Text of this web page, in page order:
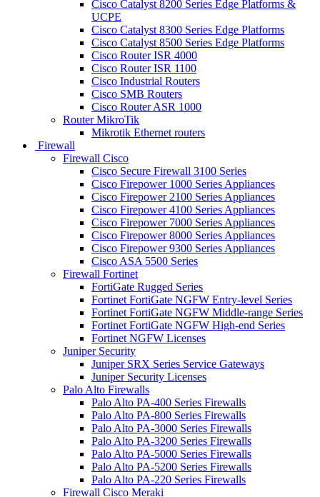
Cisco Catalyst 8200 Series Edge Platforms &
UCPE
Cisco Catalyst 8300 Series Edge Platforms
Cisco Catalyst 8500 Series Edge Platforms
Cisco Router ISR 4000
Cisco Router ISR 1100
Cisco Industrial Routers
Cisco SMB Routers
Cisco Router ASR 1000
Router MikroTik
Mikrotik Ethernet routers
Firewall
Firewall Cisco
Cisco Secure Firewall 3100 Series
Cisco Firepower 1000 Series Appliances
Cisco Firepower 2100 Series Appliances
Cisco Firepower 4100 Series Appliances
Cisco Firepower 7000 Series Appliances
Cisco Firepower 8000 Series Appliances
Cisco Firepower 9300 Series Appliances
Cisco ASA 5500 Series
Firewall Fortinet
FortiGate Rugged Series
Fortinet FortiGate NGFW Entry-level Series
Fortinet FortiGate NGFW Middle-range Series
Fortinet FortiGate NGFW High-end Series
Fortinet NGFW Licenses
Juniper Security
Juniper SRX Series Service Gateways
Juniper Security Licenses
Palo Alto Firewalls
Palo Alto PA-400 Series Firewalls
Palo Alto PA-800 Series Firewalls
Palo Alto PA-3000 Series Firewalls
Palo Alto PA-3200 Series Firewalls
Palo Alto PA-5000 Series Firewalls
Palo Alto PA-5200 Series Firewalls
Palo Alto PA-220 Series Firewalls
Firewall Cisco Meraki